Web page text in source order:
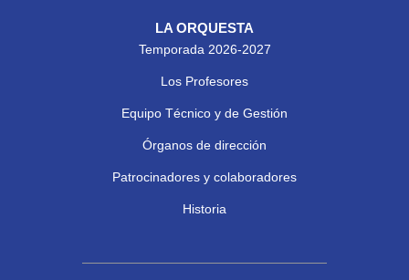
LA ORQUESTA
Temporada 2026-2027
Los Profesores
Equipo Técnico y de Gestión
Órganos de dirección
Patrocinadores y colaboradores
Historia